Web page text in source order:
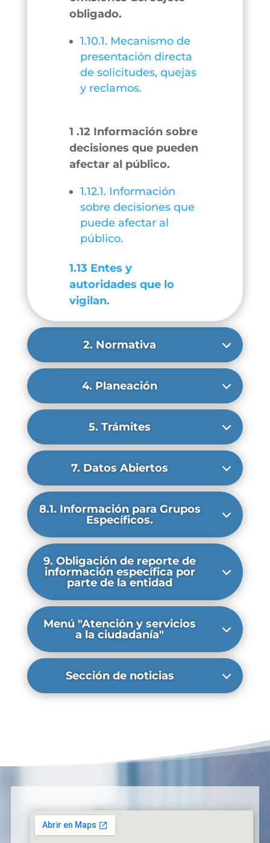
obligado.
1.10.1. Mecanismo de
presentación directa
de solicitudes, quejas
y reclamos.
1 .12 Información sobre
decisiones que pueden
afectar al público.
1.12.1. Información
sobre decisiones que
puede afectar al
público.
1.13 Entes y
autoridades que lo
vigilan.
2. Normativa
4. Planeación
5. Trámites
7. Datos Abiertos
8.1. Información para Grupos
Específicos.
9. Obligación de reporte de
información específica por
parte de la entidad
Menú "Atención y servicios
a la ciudadanía"
Sección de noticias